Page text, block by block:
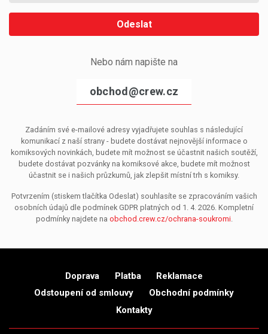
Odeslat
Nebo nám napište na
obchod@crew.cz
Zadáním své e-mailové adresy vyjadřujete souhlas s následující
komunikací z naší strany - budete dostávat nejnovější informace o
komiksových novinkách, budete mít možnost se účastnit našich soutěží,
budete dostávat pozvánky na komiksové akce, budete mít možnost
účastnit se i našich průzkumů, jak zlepšit místní trh s komiksy.
Potvrzením (stiskem tlačítka Odeslat) souhlasíte se zpracováním vašich
osobních údajů dle podmínek GDPR platných od 1. 4. 2026. Kompletní
podmínky najdete na obchod.crew.cz/ochrana-soukromi.
Doprava Platba
Reklamace
Odstoupení od smlouvy
Obchodní podmínky
Kontakty